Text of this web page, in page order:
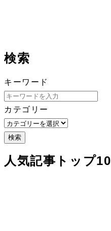
検索
キーワード
カテゴリー
検索
人気記事トップ10